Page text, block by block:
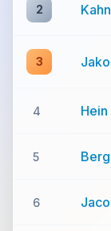
2
3
4
5
6